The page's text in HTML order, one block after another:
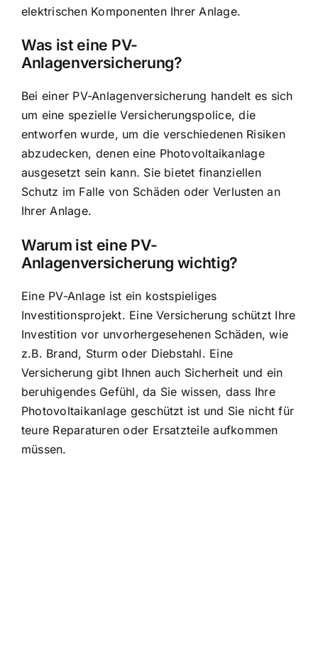
elektrischen Komponenten Ihrer Anlage.
Was ist eine PV-
Anlagenversicherung?
Bei einer PV-Anlagenversicherung handelt es sich
um eine spezielle Versicherungspolice, die
entworfen wurde, um die verschiedenen Risiken
abzudecken, denen eine Photovoltaikanlage
ausgesetzt sein kann. Sie bietet finanziellen
Schutz im Falle von Schäden oder Verlusten an
Ihrer Anlage.
Warum ist eine PV-
Anlagenversicherung wichtig?
Eine PV-Anlage ist ein kostspieliges
Investitionsprojekt. Eine Versicherung schützt Ihre
Investition vor unvorhergesehenen Schäden, wie
z.B. Brand, Sturm oder Diebstahl. Eine
Versicherung gibt Ihnen auch Sicherheit und ein
beruhigendes Gefühl, da Sie wissen, dass Ihre
Photovoltaikanlage geschützt ist und Sie nicht für
teure Reparaturen oder Ersatzteile aufkommen
müssen.